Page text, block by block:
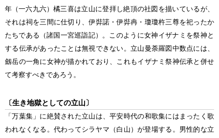
年 （一六九六） 橘三喜は立山に登拝し絶頂の社図を描いているが、
それは祠を三間に仕切り、伊弉諾・伊弉冉・瓊瓊杵三尊を祀ったか
たちである （諸国一宮巡詣記）
。このように女神イザナミを祭神と
する伝承があったことは無視できない。立山曼荼羅図中数点には、
劔岳の一角に女神が描かれており、これもイザナミ祭神伝承と併せ
て考察すべきであろう。
〔生き地獄としての立山〕
「万葉集」に絶賛された立山は、平安時代の和歌集にはまったく歌
われなくなる。代わってシラヤマ （白山） が登場する。男性的な立